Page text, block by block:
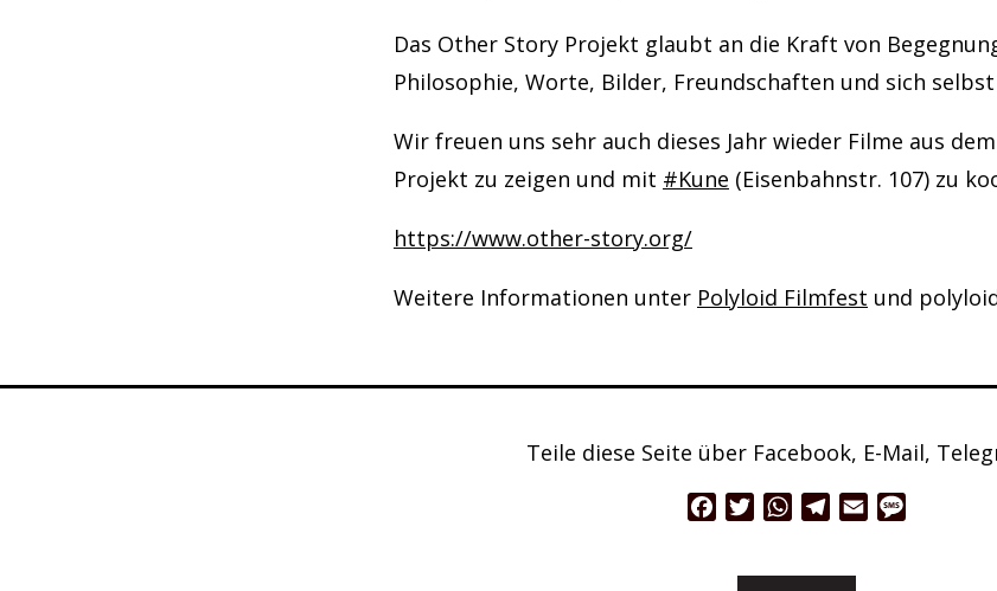
Das Other Story Projekt glaubt an die Kraft von
Philosophie, Worte, Bilder, Freundschaften und sich
Wir freuen uns sehr auch dieses Jahr wieder Filme aus
Projekt zu zeigen und mit #Kune (Eisenbahnstr. 107) zu
https://www.other-story.org/
Weitere Informationen unter Polyloid Filmfest und
Teile diese Seite über Facebook, E-Mail,
FacebookTwitterWhatsApp
Telegram
Email